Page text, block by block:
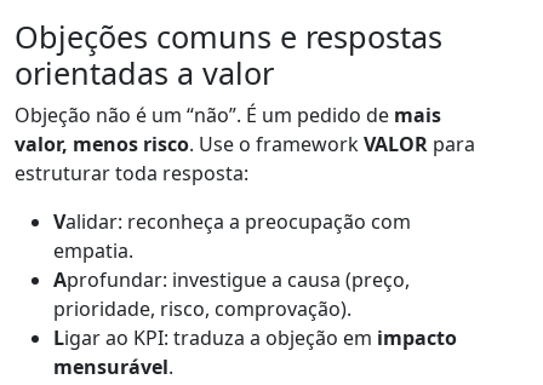
Objeções comuns e respostas
orientadas a valor
Objeção não é um “não”. É um pedido de mais
valor, menos risco. Use o frameworkVALOR para
estruturar toda resposta:
Validar: reconheça a preocupação com
empatia.
Aprofundar: investigue a causa (preço,
prioridade, risco, comprovação).
Ligar ao KPI: traduza a objeção em impacto
mensurável.